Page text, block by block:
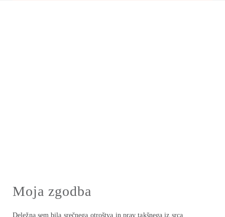
Moja zgodba
Deležna sem bila srečnega otroštva in prav takšnega iz srca